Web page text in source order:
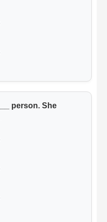
person. She